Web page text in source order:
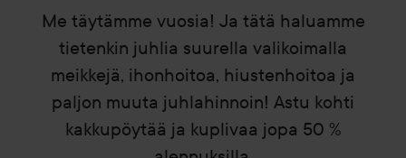
Me täytämme vuosia! Ja tätä haluamme
tietenkin juhlia suurella valikoimalla
meikkejä, ihonhoitoa, hiustenhoitoa ja
paljon muuta juhlahinnoin! Astu kohti
kakkupöytää ja kuplivaa jopa 50 %